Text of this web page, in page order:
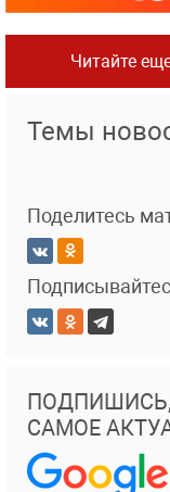
Читайте
Темы
Поделитесь
САМОЕ